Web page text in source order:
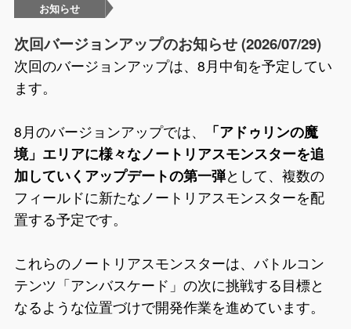
お知らせ
次回バージョンアップのお知らせ (2026/07/29)
次回のバージョンアップは、8月中旬を予定してい
ます。
8月のバージョンアップでは、
「アドゥリンの魔
境」エリアに様々なノートリアスモンスターを追
加していくアップデートの第一弾として、複数の
フィールドに新たなノートリアスモンスターを配
置する予定です。
これらのノートリアスモンスターは、バトルコン
テンツ「アンバスケード」の次に挑戦する目標と
なるような位置づけで開発作業を進めています。